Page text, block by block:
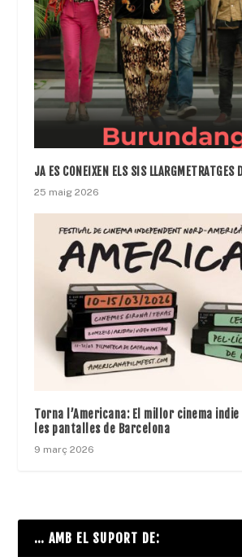
JA ES CONEIXEN ELS SIS LLARGMETRATGES
25 maig 2026
Torna l’Americana: El millor cinema
les pantalles de Barcelona
9 març 2026
… AMB EL SUPORT DE: